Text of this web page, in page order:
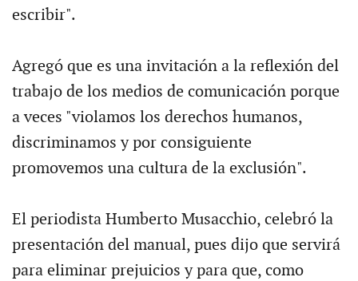
escribir".
Agregó que es una invitación a la reflexión del
trabajo de los medios de comunicación porque
a veces "violamos los derechos humanos,
discriminamos y por consiguiente
promovemos una cultura de la exclusión".
El periodista Humberto Musacchio, celebró la
presentación del manual, pues dijo que servirá
para eliminar prejuicios y para que, como